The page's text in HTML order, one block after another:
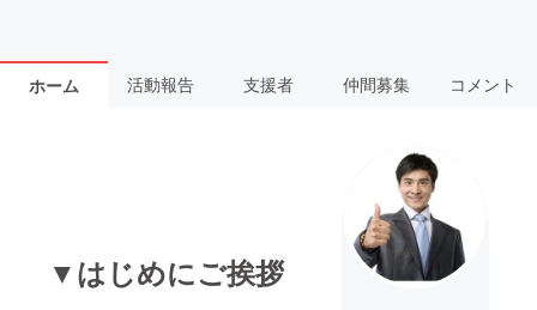
ホーム 活動報告 支援者 仲間募集 コメント
▼はじめにご挨拶